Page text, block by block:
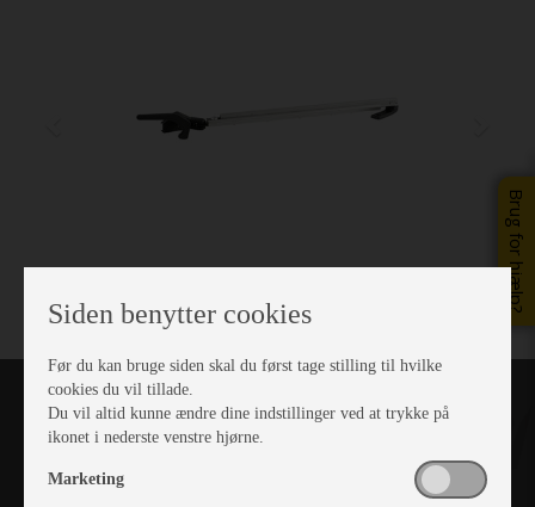
Brug for hjælp?
Siden benytter cookies
Før du kan bruge siden skal du først tage stilling til hvilke
cookies du vil tillade.
Du vil altid kunne ændre dine indstillinger ved at trykke på
ikonet i nederste venstre hjørne.
Marketing